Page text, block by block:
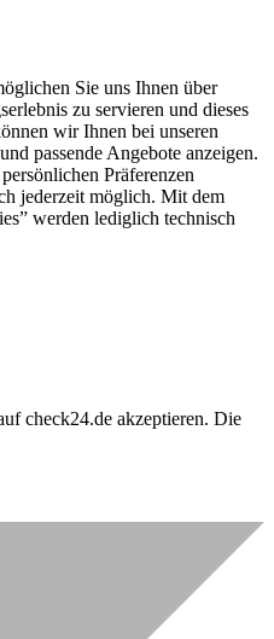
Sie uns Ihnen über
zu servieren und dieses
wir Ihnen bei unseren
passende Angebote anzeigen.
Präferenzen
jederzeit möglich. Mit dem
werden lediglich technisch
check24.de akzeptieren. Die